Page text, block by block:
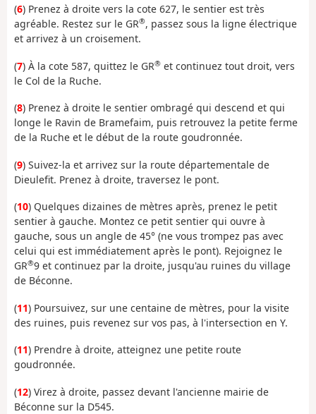
(6) Prenez à droite vers la cote 627, le sentier est très
agréable. Restez sur le GR®, passez sous la ligne électrique
et arrivez à un croisement.
(7) À la cote 587, quittez le GR® et continuez tout droit, vers
le Col de la Ruche.
(8) Prenez à droite le sentier ombragé qui descend et qui
longe le Ravin de Bramefaim, puis retrouvez la petite ferme
de la Ruche et le début de la route goudronnée.
(9) Suivez-la et arrivez sur la route départementale de
Dieulefit. Prenez à droite, traversez le pont.
(10) Quelques dizaines de mètres après, prenez le petit
sentier à gauche. Montez ce petit sentier qui ouvre à
gauche, sous un angle de 45° (ne vous trompez pas avec
celui qui est immédiatement après le pont). Rejoignez le
GR®9 et continuez par la droite, jusqu'au ruines du village
de Béconne.
(11) Poursuivez, sur une centaine de mètres, pour la visite
des ruines, puis revenez sur vos pas, à l'intersection en Y.
(11) Prendre à droite, atteignez une petite route
goudronnée.
(12) Virez à droite, passez devant l'ancienne mairie de
Béconne sur la D545.